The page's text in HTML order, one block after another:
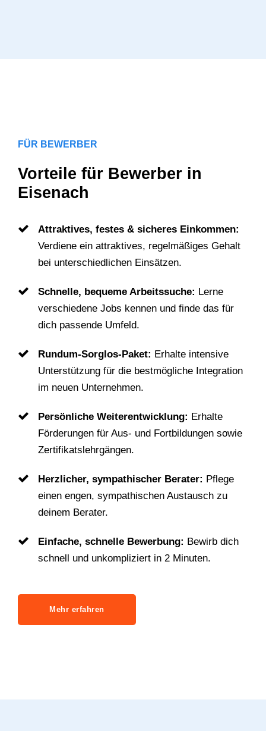
FÜR BEWERBER
Vorteile für Bewerber in
Eisenach
Attraktives, festes & sicheres Einkommen:
Verdiene ein attraktives, regelmäßiges Gehalt
bei unterschiedlichen Einsätzen.
Schnelle, bequeme Arbeitssuche: Lerne
verschiedene Jobs kennen und finde das für
dich passende Umfeld.
Rundum-Sorglos-Paket: Erhalte intensive
Unterstützung für die bestmögliche Integration
im neuen Unternehmen.
Persönliche Weiterentwicklung: Erhalte
Förderungen für Aus- und Fortbildungen sowie
Zertifikatslehrgängen.
Herzlicher, sympathischer Berater: Pflege
einen engen, sympathischen Austausch zu
deinem Berater.
Einfache, schnelle Bewerbung: Bewirb dich
schnell und unkompliziert in 2 Minuten.
Mehr erfahren